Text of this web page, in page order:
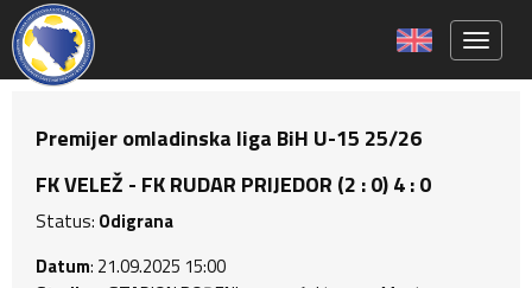
Premijer omladinska liga BiH U-15 25/26
FK VELEŽ - FK RUDAR PRIJEDOR (2 : 0) 4 : 0
Status: Odigrana
Datum: 21.09.2025 15:00